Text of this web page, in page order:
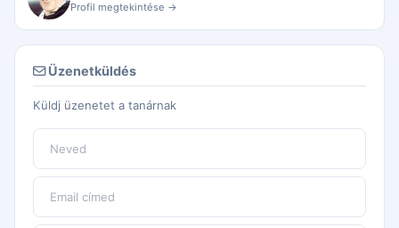
Profil megtekintése →
Üzenetküldés
Küldj üzenetet a tanárnak